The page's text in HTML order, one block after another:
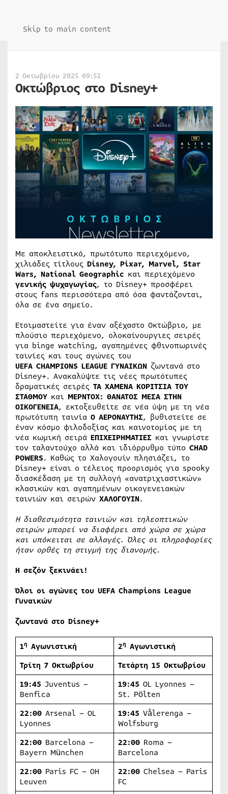
Skip to main content
2 Οκτωβρίου 2025 09:51
Οκτώβριος στο Disney+
Με αποκλειστικό, πρωτότυπο περιεχόμενο,
χιλιάδες τίτλους Disney, Pixar, Marvel, Star
Wars, National Geographic και περιεχόμενο
γενικής ψυχαγωγίας, το Disney+ προσφέρει
στους fans περισσότερα από όσα φαντάζονται,
όλα σε ένα σημείο.
Ετοιμαστείτε για έναν αξέχαστο Οκτώβριο, με
πλούσιο περιεχόμενο, ολοκαίνουργιες σειρές
για binge watching, αγαπημένες φθινοπωρινές
ταινίες και τους αγώνες του
UEFA CHAMPIONS LEAGUE ΓΥΝΑΙΚΩΝ ζωντανά στο
Disney+. Ανακαλύψτε τις νέες πρωτότυπες
δραματικές σειρές ΤΑ ΧΑΜΕΝΑ ΚΟΡΙΤΣΙΑ ΤΟΥ
ΣΤΑΘΜΟΥ και ΜΕΡΝΤΟΧ: ΘΑΝΑΤΟΣ ΜΕΣΑ ΣΤΗΝ
ΟΙΚΟΓΕΝΕΙΑ, εκτοξευθείτε σε νέα ύψη με τη νέα
πρωτότυπη ταινία Ο ΑΕΡΟΝΑΥΤΗΣ, βυθιστείτε σε
έναν κόσμο φιλοδοξίας και καινοτομίας με τη
νέα κωμική σειρά ΕΠΙΧΕΙΡΗΜΑΤΙΕΣ και γνωρίστε
τον ταλαντούχο αλλά και ιδιόρρυθμο τύπο CHAD
POWERS. Καθώς το Χαλογουίν πλησιάζει, το
Disney+ είναι ο τέλειος προορισμός για spooky
διασκέδαση με τη συλλογή «ανατριχιαστικών»
κλασικών και αγαπημένων οικογενειακών
ταινιών και σειρών ΧΑΛΟΓΟΥΙΝ.
Η διαθεσιμότητα ταινιών και τηλεοπτικών
σειρών μπορεί να διαφέρει από χώρα σε χώρα
και υπόκειται σε αλλαγές. Όλες οι πληροφορίες
ήταν ορθές τη στιγμή της διανομής.
Η σεζόν ξεκινάει!
Όλοι οι αγώνες του UEFA Champions League
Γυναικών
ζωντανά στο Disney+
1η Αγωνιστική 2η Αγωνιστική
Τρίτη 7 Οκτωβρίου
Τετάρτη 15 Οκτωβρίου
19:45 Juventus –
Benfica
19:45 OL Lyonnes –
St. Pölten
22:00 Arsenal – OL
Lyonnes
19:45 Vålerenga –
Wolfsburg
22:00 Barcelona –
Bayern München
22:00 Roma –
Barcelona
22:00 Paris FC – OH
Leuven
22:00 Chelsea – Paris
FC